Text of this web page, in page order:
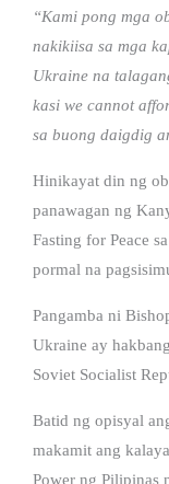
“Kami pong mga
nakikiisa sa mga
Ukraine na
kasi we cannot
sa buong daigdig
Hinikayat din ng
panawagan ng
Fasting for Peace
pormal na
Pangamba ni
Ukraine ay
Soviet Socialist
Batid ng opisyal
makamit ang
Power ng Pilipinas